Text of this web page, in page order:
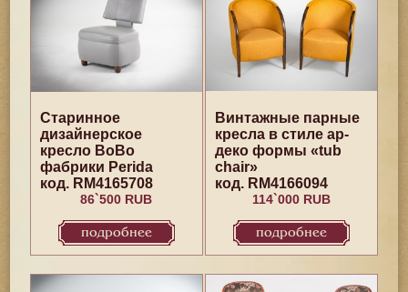
Старинное
дизайнерское
кресло BoBo
фабрики Perida
код. RM4165708
86`500 RUB
подробнее
Винтажные парные
кресла в стиле ар-
деко формы «tub
chair»
код. RM4166094
114`000 RUB
подробнее